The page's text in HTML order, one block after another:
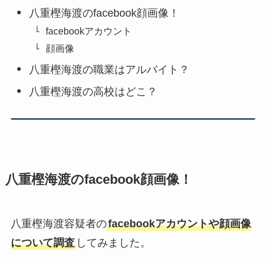
八重樫海渡のfacebook顔画像！
facebookアカウント
顔画像
八重樫海渡の職業はアルバイト？
八重樫海渡の高校はどこ？
八重樫海渡のfacebook顔画像！
八重樫海渡容疑者のfacebookアカウントや顔画像
について調査してみました。